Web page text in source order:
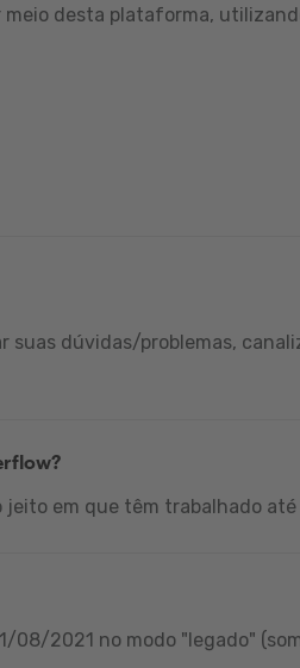
desta plataforma,
suas dúvidas/problemas,
jeito em que têm trabalhado até
2021 no modo "legado"